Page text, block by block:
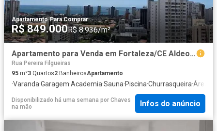
Apartamento·Para Comprar
R$ 849.000R$ 8.936/m²
Apartamento para Venda em Fortaleza/CE Aldeota 3 Quartos
Rua Pereira Filgueiras
95 m²3 Quartos2 BanheirosApartamento
·Varanda·Garagem·Academia·Sauna·Piscina·Churrasqueira·Área
Disponibilizado há uma semana por Chaves
na mão
Infos do anúncio